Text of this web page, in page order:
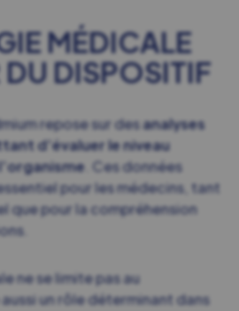
MÉDICALE
DISPOSITIF
repose sur desanalyses
d’évaluer le niveau
. Ces données
pour les médecins, tant
que pour la compréhension
ne se limite pas au
un rôle déterminant dans